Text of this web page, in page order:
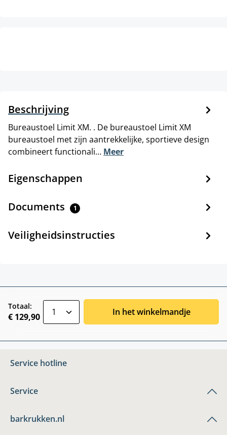
Beschrijving
Bureaustoel Limit XM. . De bureaustoel Limit XM
bureaustoel met zijn aantrekkelijke, sportieve design
combineert functionali… Meer
Eigenschappen
Documents 1
Veiligheidsinstructies
Totaal:
€ 129,90 In het winkelmandje
Service hotline
Service
barkrukken.nl